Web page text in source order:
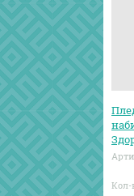
Кол-